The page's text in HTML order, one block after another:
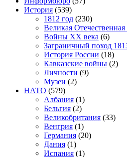
История (539)
1812 год (230)
Великая Отечественная
Войны XX века (6)
Заграничный поход
История России (18)
Кавказские войны (2)
Личности (9)
Музеи (2)
НАТО (579)
Албания (1)
Бельгия (2)
Великобритания (33)
Венгрия (1)
Германия (20)
Дания (1)
Испания (1)